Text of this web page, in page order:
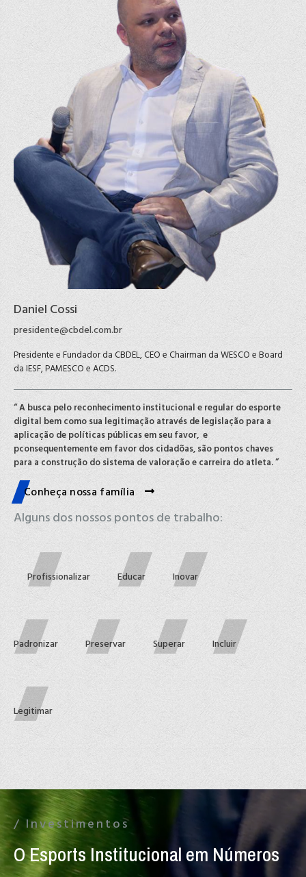
Daniel Cossi
presidente@cbdel.com.br
Presidente e Fundador da CBDEL, CEO e Chairman da WESCO e Board
da IESF, PAMESCO e ACDS.
“ A busca pelo reconhecimento institucional e regular do esporte
digital bem como sua legitimação através de legislação para a
aplicação de políticas públicas em seu favor, e
pconsequentemente em favor dos cidadõas, são pontos chaves
para a construção do sistema de valoração e carreira do atleta. ”
Conheça nossa família
Alguns dos nossos pontos de trabalho:
Profissionalizar Educar Inovar
Padronizar Preservar Superar Incluir
Legitimar
/ Investimentos
O Esports Institucional em Números